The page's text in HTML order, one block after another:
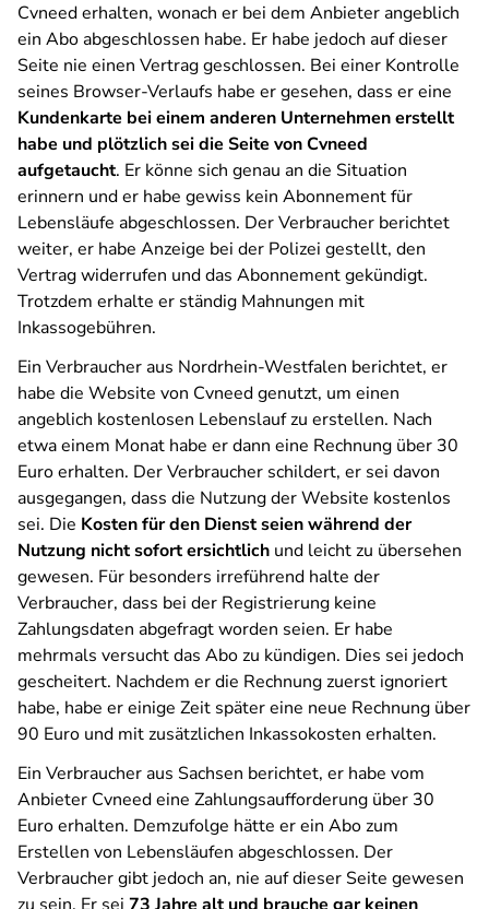
Cvneed erhalten, wonach er bei dem Anbieter angeblich
ein Abo abgeschlossen habe. Er habe jedoch auf dieser
Seite nie einen Vertrag geschlossen. Bei einer Kontrolle
seines Browser-Verlaufs habe er gesehen, dass er eine
Kundenkarte bei einem anderen Unternehmen erstellt
habe und plötzlich sei die Seite von Cvneed
aufgetaucht. Er könne sich genau an die Situation
erinnern und er habe gewiss kein Abonnement für
Lebensläufe abgeschlossen. Der Verbraucher berichtet
weiter, er habe Anzeige bei der Polizei gestellt, den
Vertrag widerrufen und das Abonnement gekündigt.
Trotzdem erhalte er ständig Mahnungen mit
Inkassogebühren.
Ein Verbraucher aus Nordrhein-Westfalen berichtet, er
habe die Website von Cvneed genutzt, um einen
angeblich kostenlosen Lebenslauf zu erstellen. Nach
etwa einem Monat habe er dann eine Rechnung über 30
Euro erhalten. Der Verbraucher schildert, er sei davon
ausgegangen, dass die Nutzung der Website kostenlos
sei. Die Kosten für den Dienst seien während der
Nutzung nicht sofort ersichtlich und leicht zu übersehen
gewesen. Für besonders irreführend halte der
Verbraucher, dass bei der Registrierung keine
Zahlungsdaten abgefragt worden seien. Er habe
mehrmals versucht das Abo zu kündigen. Dies sei jedoch
gescheitert. Nachdem er die Rechnung zuerst ignoriert
habe, habe er einige Zeit später eine neue Rechnung über
90 Euro und mit zusätzlichen Inkassokosten erhalten.
Ein Verbraucher aus Sachsen berichtet, er habe vom
Anbieter Cvneed eine Zahlungsaufforderung über 30
Euro erhalten. Demzufolge hätte er ein Abo zum
Erstellen von Lebensläufen abgeschlossen. Der
Verbraucher gibt jedoch an, nie auf dieser Seite gewesen